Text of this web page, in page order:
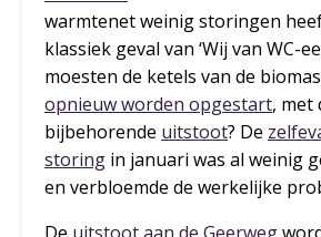
warmtenet weinig storingen
klassiek geval van ‘Wij van WC-
moesten de ketels van de
opnieuw worden opgestart, met
bijbehorende uitstoot? De
storing in januari was al weinig
en verbloemde de werkelijke